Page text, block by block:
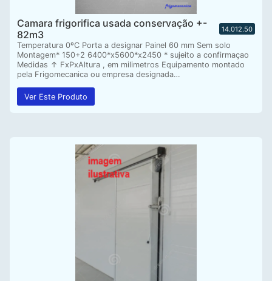
Camara frigorifica usada conservação +-
82m3
14.012.50
Temperatura 0ºC Porta a designar Painel 60 mm Sem solo
Montagem* 150+2 6400*x5600*x2450 * sujeito a confirmaçao
Medidas ↑ FxPxAltura , em milimetros Equipamento montado
pela Frigomecanica ou empresa designada…
Ver Este Produto